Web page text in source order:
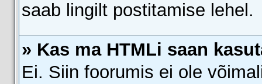
saab lingilt postitamise lehel.
» Kas ma HTMLi saan
Ei. Siin foorumis ei ole